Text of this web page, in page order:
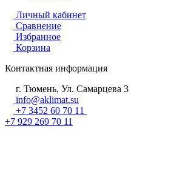
Личный кабинет
Сравнение
Избранное
Корзина
Контактная информация
г. Тюмень, Ул. Самарцева 3
info@aklimat.su
+7 3452 60 70 11
+7 929 269 70 11